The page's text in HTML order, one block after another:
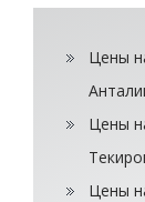
Цены
Цены
Цены